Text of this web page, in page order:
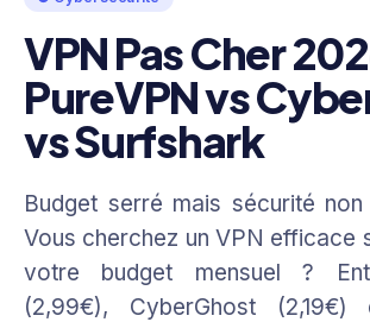
VPN Pas Cher
PureVPN vs
vs Surfshark
Budget serré mais sécurité
Vous cherchez un VPN efficace
votre budget mensuel ?
(2,99€), CyberGhost (2,19€)